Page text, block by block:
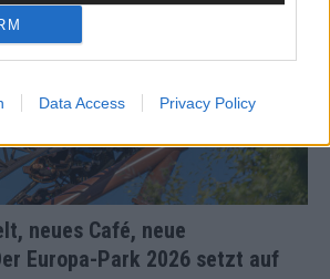
Data Access Privacy Policy
neues Café, neue
Europa-Park 2026 setzt auf